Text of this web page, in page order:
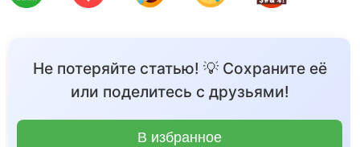
Не потеряйте статью! 💡 Сохраните её
или поделитесь с друзьями!
В избранное